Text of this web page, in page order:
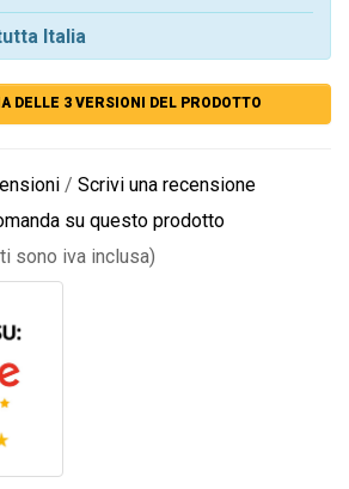
Italia
DELLE 3 VERSIONI DEL PRODOTTO
/ Scrivi una recensione
su questo prodotto
sono iva inclusa)